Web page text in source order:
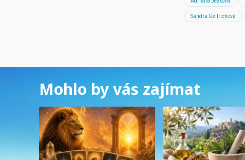
Sandra Gellrichová
Mohlo by vás zajímat